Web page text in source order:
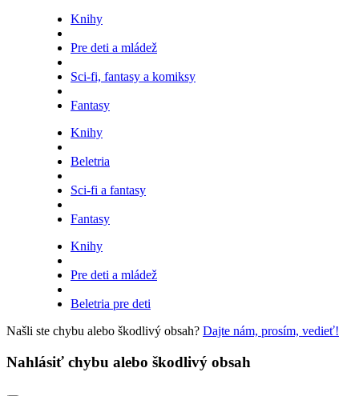
Knihy
Pre deti a mládež
Sci-fi, fantasy a komiksy
Fantasy
Knihy
Beletria
Sci-fi a fantasy
Fantasy
Knihy
Pre deti a mládež
Beletria pre deti
Našli ste chybu alebo škodlivý obsah? Dajte nám, prosím, vedieť!
Nahlásiť chybu alebo škodlivý obsah